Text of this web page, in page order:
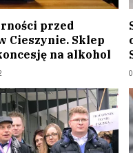
przed
Cieszynie. Sklep
na alkohol